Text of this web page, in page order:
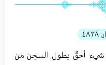
٤٨٢٨
شيء أحقّ بطول السجن من